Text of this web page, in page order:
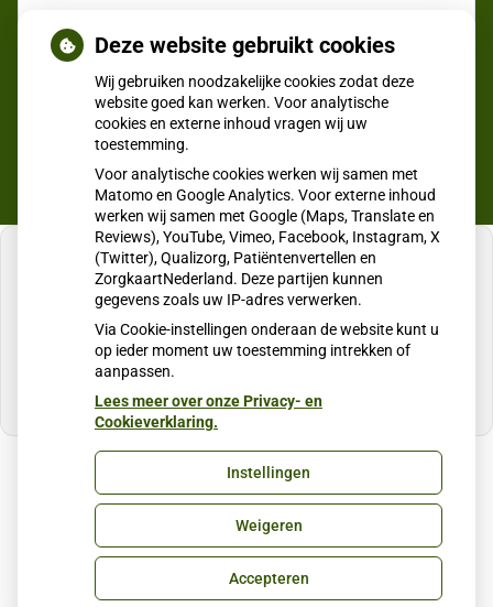
Betrouwbare informatie over ziekte en gezondheid
U heeft geen toestemming gegeven voor
externe inhoud die nodig is om dit te zien.
Cookie-instellingen wijzigen
Uw Zorg Online
Cookie-instellingen
Deze website gebruikt cookies
Wij gebruiken noodzakelijke cookies zodat deze
website goed kan werken. Voor analytische
cookies en externe inhoud vragen wij uw
toestemming.
Voor analytische cookies werken wij samen met
Matomo en Google Analytics. Voor externe inhoud
werken wij samen met Google (Maps, Translate en
Reviews), YouTube, Vimeo, Facebook, Instagram, X
(Twitter), Qualizorg, Patiëntenvertellen en
ZorgkaartNederland. Deze partijen kunnen
gegevens zoals uw IP-adres verwerken.
Via Cookie-instellingen onderaan de website kunt u
op ieder moment uw toestemming intrekken of
aanpassen.
Lees meer over onze Privacy- en
Cookieverklaring.
Instellingen
Weigeren
Accepteren